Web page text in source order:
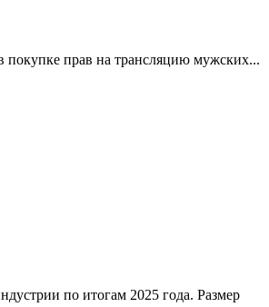
покупке прав на трансляцию мужских...
по итогам 2025 года. Размер